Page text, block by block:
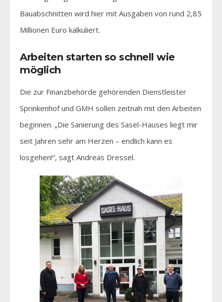
Bauabschnitten wird hier mit Ausgaben von rund 2,85
Millionen Euro kalkuliert.
Arbeiten starten so schnell wie
möglich
Die zur Finanzbehörde gehörenden Dienstleister
Sprinkenhof und GMH sollen zeitnah mit den Arbeiten
beginnen. „Die Sanierung des Sasel-Hauses liegt mir
seit Jahren sehr am Herzen – endlich kann es
losgehen!“, sagt Andreas Dressel.